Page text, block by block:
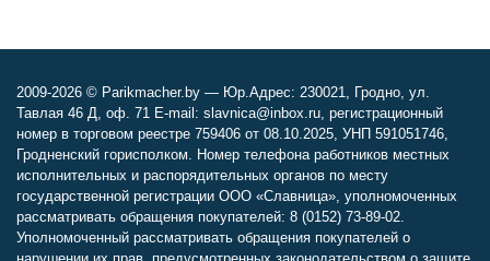
2009-2026 © Parikmacher.by — Юр.Адрес: 230021, Гродно, ул.
Тавлая 46 Д, оф. 71 E-mail: slavnica@inbox.ru, регистрационный
номер в торговом реестре 759406 от 08.10.2025, УНП 591051746,
Гродненский горисполком. Номер телефона работников местных
исполнительных и распорядительных органов по месту
государственной регистрации ООО «Славница», уполномоченных
рассматривать обращения покупателей: 8 (0152) 73-89-02.
Уполномоченный рассматривать обращения покупателей о